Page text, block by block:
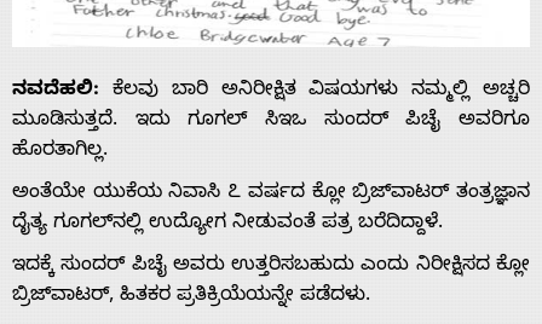
ನವದೆಹಲಿ: ಕೆಲವು ಬಾರಿ ಅನಿರೀಕ್ಷಿತ ವಿಷಯಗಳು ನಮ್ಮಲ್ಲಿ ಅಚ್ಚರಿ
ಮೂಡಿಸುತ್ತದೆ. ಇದು ಗೂಗಲ್ ಸಿಇಒ ಸುಂದರ್ ಪಿಚೈ ಅವರಿಗೂ
ಹೊರತಾಗಿಲ್ಲ.
ಅಂತೆಯೇ ಯುಕೆಯ ನಿವಾಸಿ ೭ ವರ್ಷದ ಕ್ಲೋ ಬ್ರಿಜ್‌ವಾಟರ್ ತಂತ್ರಜ್ಞಾನ
ದೈತ್ಯ ಗೂಗಲ್‌ನಲ್ಲಿ ಉದ್ಯೋಗ ನೀಡುವಂತೆ ಪತ್ರ ಬರೆದಿದ್ದಾಳೆ.
ಇದಕ್ಕೆ ಸುಂದರ್ ಪಿಚೈ ಅವರು ಉತ್ತರಿಸಬಹುದು ಎಂದು ನಿರೀಕ್ಷಿಸದ ಕ್ಲೋ
ಬ್ರಿಜ್‌ವಾಟರ್, ಹಿತಕರ ಪ್ರತಿಕ್ರಿಯೆಯನ್ನೇ ಪಡೆದಳು.